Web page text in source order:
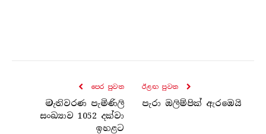
පෙර පුව​ත
මැතිවරණ පැමිණිලි
සංඛ්‍යාව 1052 දක්වා
ඉහළට
ඊළඟ පුව​ත
පැරා ඔලිම්පික් ඇරඹෙයි